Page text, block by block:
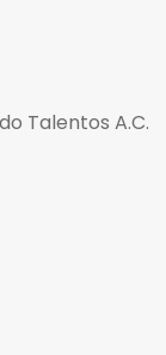
Talentos A.C.